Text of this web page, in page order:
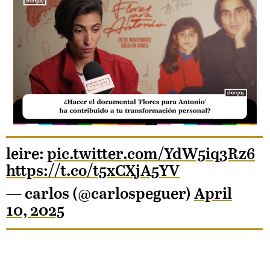
Unmute Loaded:
20.99%
leire: pic.twitter.com/YdW5iq3Rz6
https://t.co/t5xCXjA5YV
— carlos (@carlospeguer) April
10, 2025